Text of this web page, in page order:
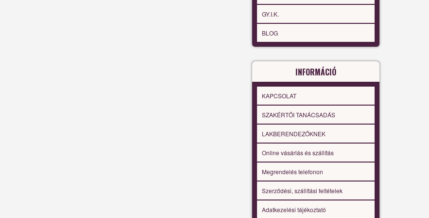
GY.I.K.
BLOG
INFORMÁCIÓ
KAPCSOLAT
SZAKÉRTŐI TANÁCSADÁS
LAKBERENDEZŐKNEK
Online vásárlás és szállítás
Megrendelés telefonon
Szerződési, szállítási feltételek
Adatkezelési tájékoztató